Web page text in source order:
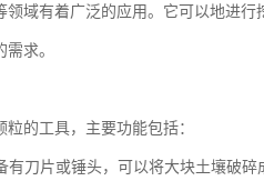
域有着广泛的应用。它可以地进
求。
的工具，主要功能包括：
刀片或锤头，可以将大块土壤破碎